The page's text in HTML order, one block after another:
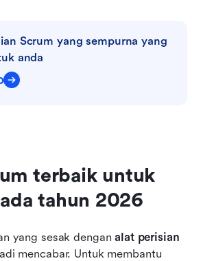
Scrum yang sempurna yang
anda
terbaik untuk
tahun 2026
yang sesak dengan alat perisian
mencabar. Untuk membantu